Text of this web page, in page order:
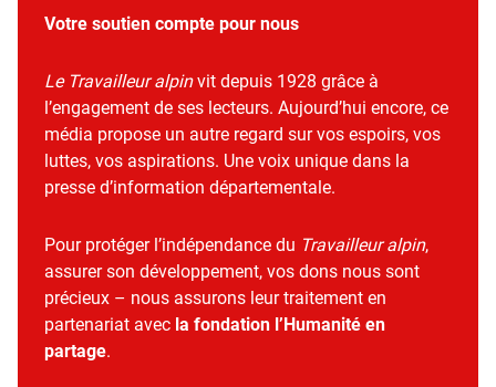
Votre soutien compte pour nous
Le Travailleur alpinvit depuis 1928 grâce à
l’engagement de ses lecteurs. Aujourd’hui encore, ce
média propose un autre regard sur vos espoirs, vos
luttes, vos aspirations. Une voix unique dans la
presse d’information départementale.
Pour protéger l’indépendance du Travailleur alpin,
assurer son développement, vos dons nous sont
précieux – nous assurons leur traitement en
partenariat avec la fondation l’Humanité en
partage.